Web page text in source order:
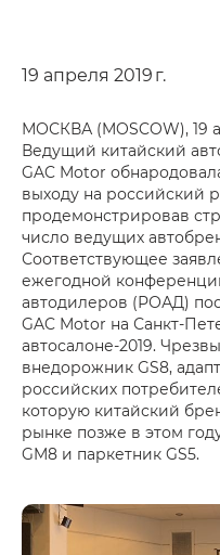
19 апреля 2019 г.
МОСКВА (MOSCOW), 19
Ведущий китайский
GAC Motor
выходу на российский
продемонстрировав
число ведущих
Соответствующее
ежегодной
автодилеров (РОАД)
GAC Motor на Санкт-
автосалоне-2019.
внедорожник GS8,
российских
которую китайский
рынке позже в этом
GM8 и паркетник GS5.